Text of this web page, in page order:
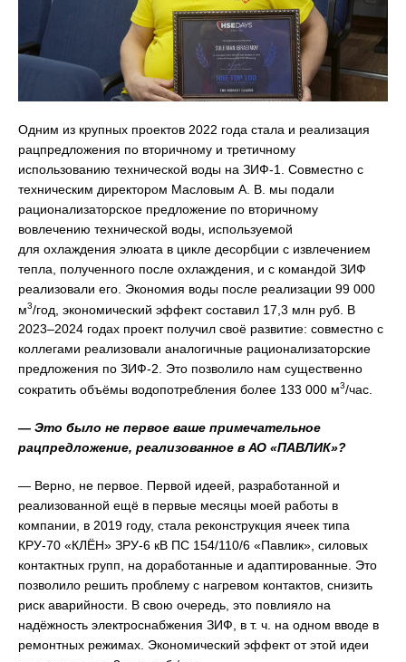
Одним из крупных проектов 2022 года стала и реализация
рацпредложения по вторичному и третичному
использованию технической воды на ЗИФ-1. Совместно с
техническим директором Масловым А. В. мы подали
рационализаторское предложение по вторичному
вовлечению технической воды, используемой
для охлаждения элюата в цикле десорбции с извлечением
тепла, полученного после охлаждения, и с командой ЗИФ
реализовали его. Экономия воды после реализации 99 000
м3/год, экономический эффект составил 17,3 млн руб. В
2023–2024 годах проект получил своё развитие: совместно с
коллегами реализовали аналогичные рационализаторские
предложения по ЗИФ-2. Это позволило нам существенно
сократить объёмы водопотребления более 133 000 м3/час.
— Это было не первое ваше примечательное
рацпредложение, реализованное в АО «ПАВЛИК»?
— Верно, не первое. Первой идеей, разработанной и
реализованной ещё в первые месяцы моей работы в
компании, в 2019 году, стала реконструкция ячеек типа
КРУ-70 «КЛЁН» ЗРУ-6 кВ ПС 154/110/6 «Павлик», силовых
контактных групп, на доработанные и адаптированные. Это
позволило решить проблему с нагревом контактов, снизить
риск аварийности. В свою очередь, это повлияло на
надёжность электроснабжения ЗИФ, в т. ч. на одном вводе в
ремонтных режимах. Экономический эффект от этой идеи